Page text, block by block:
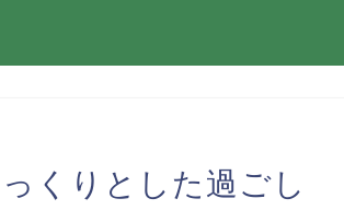
くりとした過ごし